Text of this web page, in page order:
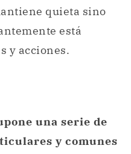
quieta sino
está
y acciones.
una serie de
y comunes